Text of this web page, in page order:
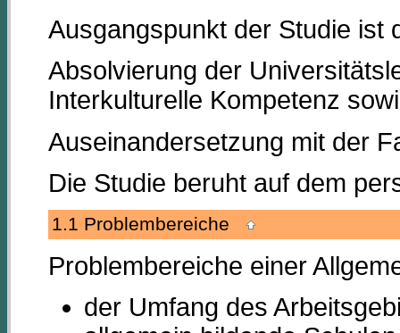
Ausgangspunkt der Studie ist
Absolvierung der
Interkulturelle Kompetenz
Auseinandersetzung mit der
Die Studie beruht auf dem
1.1 Problembereiche
Problembereiche einer
der Umfang des